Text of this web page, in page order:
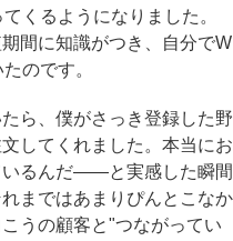
くるようになりました。
間に知識がつき、自分でW
のです。
ら、僕がさっき登録した野
してくれました。本当にお
いるんだ――と実感した瞬間
まではあまりぴんとこなか
うの顧客と"つながってい